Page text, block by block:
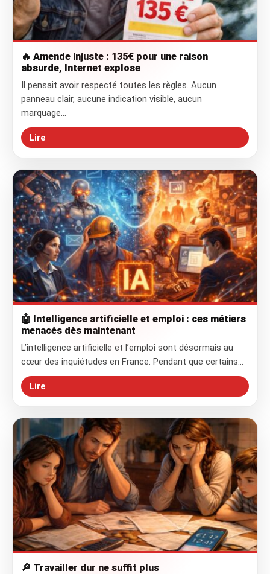
🔥 Amende injuste : 135€ pour une raison
absurde, Internet explose
Il pensait avoir respecté toutes les règles. Aucun
panneau clair, aucune indication visible, aucun
marquage…
Lire
🤖 Intelligence artificielle et emploi : ces métiers
menacés dès maintenant
L’intelligence artificielle et l’emploi sont désormais au
cœur des inquiétudes en France. Pendant que certains…
Lire
🔎 Travailler dur ne suffit plus